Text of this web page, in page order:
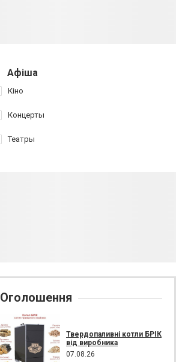
Афіша
Кіно
Концерты
Театры
Оголошення
Твердопаливні котли БРІК
від виробника
07.08.26